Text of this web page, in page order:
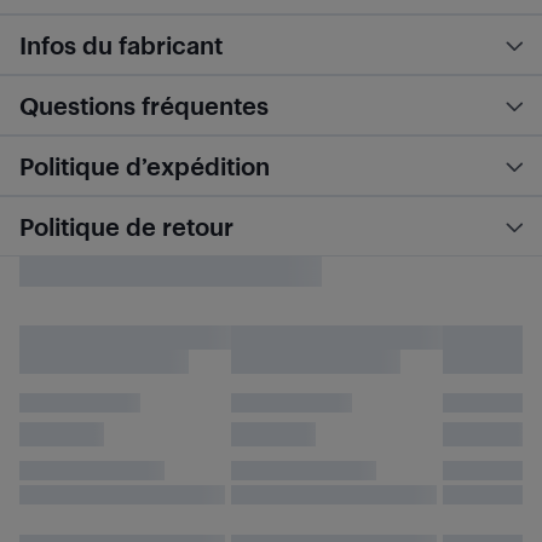
Infos du fabricant
Questions fréquentes
Politique d’expédition
Politique de retour